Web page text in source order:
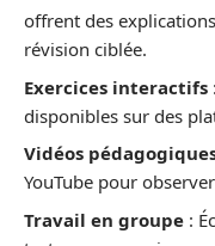
offrent des
révision ciblée.
Exercices interactifs
disponibles sur des
Vidéos
YouTube pour
Travail en groupe :